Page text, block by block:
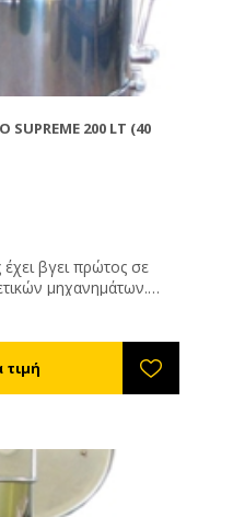
200 LT (40
βγει πρώτος σε
μηχανημάτων.
Μπορείτε να το
τα απολεπίσματά
με εστία αερίου
τους. Δε